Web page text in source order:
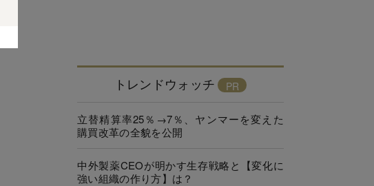
トレンドウォッチ
立替精算率25％→7％、ヤンマーを変えた
購買改革の全貌を公開
中外製薬CEOが明かす生存戦略と【変化に
強い組織の作り方】は？